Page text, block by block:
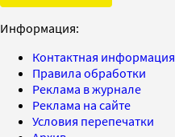
Информация:
Контактная информация
Правила обработки
Реклама в журнале
Реклама на сайте
Условия перепечатки